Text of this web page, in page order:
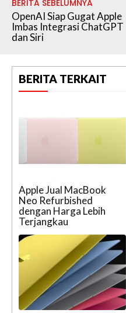
BERITA SEBELUMNYA
OpenAI Siap Gugat Apple
Imbas Integrasi ChatGPT
dan Siri
BERITA TERKAIT
Apple Jual MacBook
Neo Refurbished
dengan Harga Lebih
Terjangkau